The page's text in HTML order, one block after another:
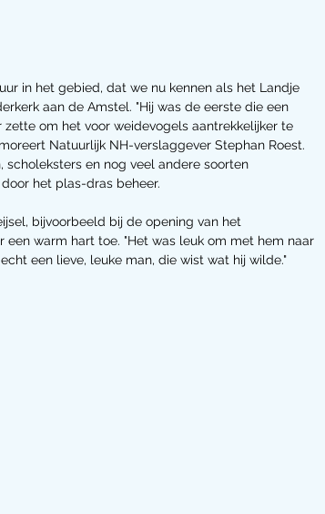
in het gebied, dat we nu kennen als het Landje
aan de Amstel. "Hij was de eerste die een
om het voor weidevogels aantrekkelijker te
Natuurlijk NH-verslaggever Stephan Roest.
scholeksters en nog veel andere soorten
het plas-dras beheer.
bijvoorbeeld bij de opening van het
warm hart toe. "Het was leuk om met hem naar
een lieve, leuke man, die wist wat hij wilde."